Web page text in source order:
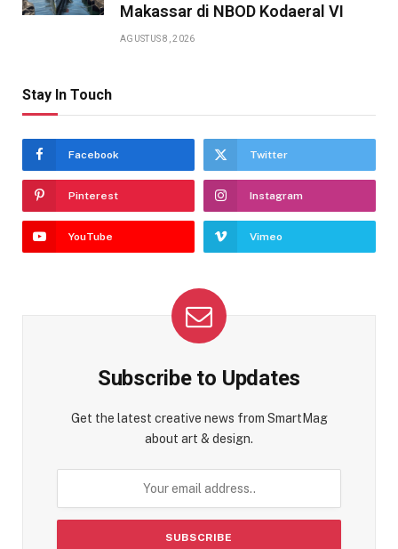
Makassar di NBOD Kodaeral VI
AGUSTUS 8, 2026
Stay In Touch
Facebook Twitter
Pinterest Instagram
YouTube Vimeo
Subscribe to Updates
Get the latest creative news from SmartMag
about art & design.